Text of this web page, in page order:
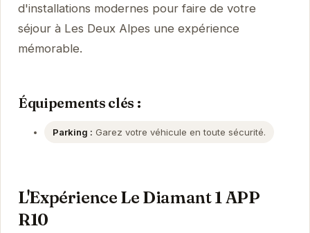
d'installations modernes pour faire de votre
séjour à Les Deux Alpes une expérience
mémorable.
Équipements clés :
Parking : Garez votre véhicule en toute sécurité.
L'Expérience Le Diamant 1 APP
R10